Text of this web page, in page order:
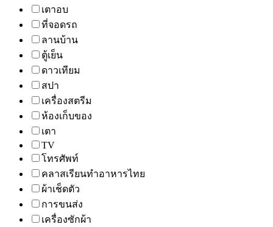
เตาอบ
ที่จอดรถ
ลานบ้าน
ตู้เย็น
ดาวเทียม
สปา
เครื่องสตรีม
ห้องเก็บของ
เตา
TV
โทรศัพท์
คลาสเรียนทำอาหารไทย
ผ้าเช็ดตัว
การขนส่ง
เครื่องซักผ้า